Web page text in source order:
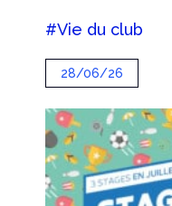
#Vie du club
28/06/26